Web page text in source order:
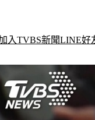
入TVBS新聞LINE好